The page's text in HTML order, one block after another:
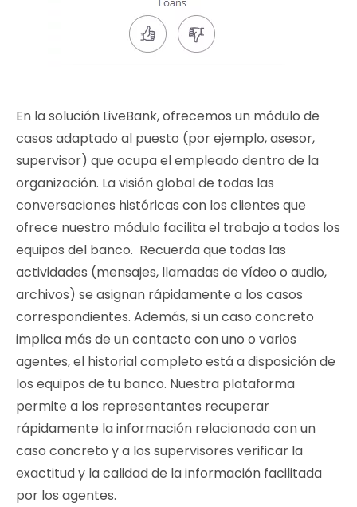
En la solución LiveBank, ofrecemos un módulo de
casos adaptado al puesto (por ejemplo, asesor,
supervisor) que ocupa el empleado dentro de la
organización. La visión global de todas las
conversaciones históricas con los clientes que
ofrece nuestro módulo facilita el trabajo a todos los
equipos del banco. Recuerda que todas las
actividades (mensajes, llamadas de vídeo o audio,
archivos) se asignan rápidamente a los casos
correspondientes. Además, si un caso concreto
implica más de un contacto con uno o varios
agentes, el historial completo está a disposición de
los equipos de tu banco. Nuestra plataforma
permite a los representantes recuperar
rápidamente la información relacionada con un
caso concreto y a los supervisores verificar la
exactitud y la calidad de la información facilitada
por los agentes.